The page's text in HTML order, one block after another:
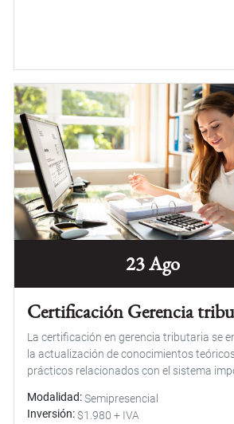
23 Ago
Certificación Gerencia
La certificación en gerencia tributaria se
la actualización de conocimientos
prácticos relacionados con el sistema
Modalidad Semipresencial
Inversión $1.980 + IVA